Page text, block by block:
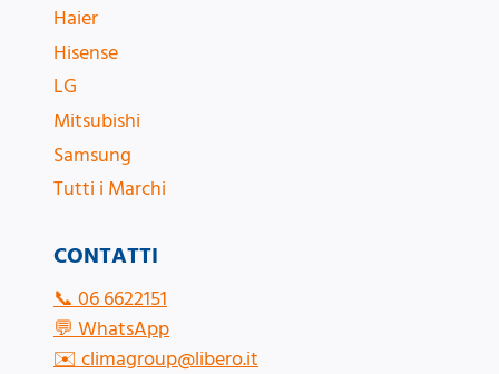
CONTATTI
📞06 6622151
💬WhatsApp
✉️climagroup@libero.it
Haier
Hisense
LG
Mitsubishi
Samsung
Tutti i Marchi